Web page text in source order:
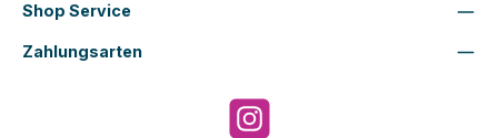
Shop Service
Zahlungsarten
Instagram